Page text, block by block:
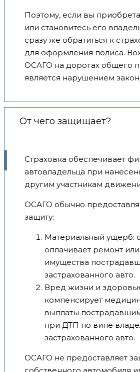
Поэтому, если вы
или становитесь его
сразу же обратиться к
для оформления полиса.
ОСАГО на дорогах общего
является нарушением
От чего защищает?
Страховка обеспечивает
автовладельца при
другим участникам
ОСАГО обычно
защиту:
Материальный ущерб:
оплачивает ремонт
имущества
застрахованного авто.
Вред жизни и
компенсирует
выплаты
при ДТП по вине
застрахованного авто.
ОСАГО не предоставляет
собственного автомобиля